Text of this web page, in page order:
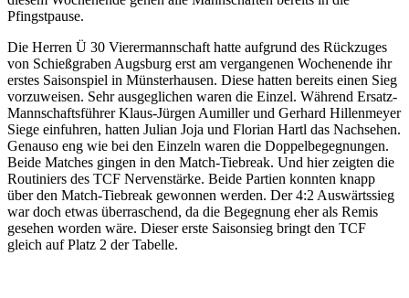
Pfingstpause.
Die Herren Ü 30 Vierermannschaft hatte aufgrund des Rückzuges
von Schießgraben Augsburg erst am vergangenen Wochenende ihr
erstes Saisonspiel in Münsterhausen. Diese hatten bereits einen Sieg
vorzuweisen. Sehr ausgeglichen waren die Einzel. Während Ersatz-
Mannschaftsführer Klaus-Jürgen Aumiller und Gerhard Hillenmeyer
Siege einfuhren, hatten Julian Joja und Florian Hartl das Nachsehen.
Genauso eng wie bei den Einzeln waren die Doppelbegegnungen.
Beide Matches gingen in den Match-Tiebreak. Und hier zeigten die
Routiniers des TCF Nervenstärke. Beide Partien konnten knapp
über den Match-Tiebreak gewonnen werden. Der 4:2 Auswärtssieg
war doch etwas überraschend, da die Begegnung eher als Remis
gesehen worden wäre. Dieser erste Saisonsieg bringt den TCF
gleich auf Platz 2 der Tabelle.